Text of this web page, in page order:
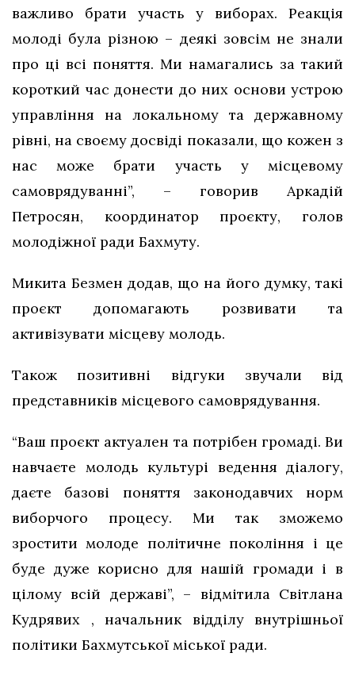
важливо брати участь у виборах. Реакція
молоді була різною – деякі зовсім не знали
про ці всі поняття. Ми намагались за такий
короткий час донести до них основи устрою
управління на локальному та державному
рівні, на своєму досвіді показали, що кожен з
нас може брати участь у місцевому
самоврядуванні”, – говорив Аркадій
Петросян, координатор проєкту, голов
молодіжної ради Бахмуту.
Микита Безмен додав, що на його думку, такі
проєкт допомагають розвивати та
активізувати місцеву молодь.
Також позитивні відгуки звучали від
представників місцевого самоврядування.
“Ваш проєкт актуален та потрібен громаді. Ви
навчаєте молодь культурі ведення діалогу,
даєте базові поняття законодавчих норм
виборчого процесу. Ми так зможемо
зростити молоде політичне покоління і це
буде дуже корисно для нашій громади і в
цілому всій державі”, – відмітила Світлана
Кудрявих , начальник відділу внутрішньої
політики Бахмутської міської ради.